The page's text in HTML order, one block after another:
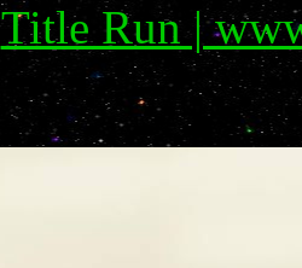
Title Run |